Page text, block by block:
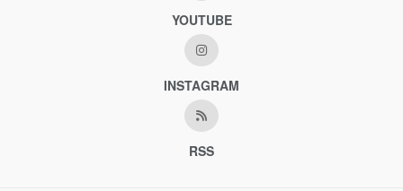
YOUTUBE
INSTAGRAM
RSS